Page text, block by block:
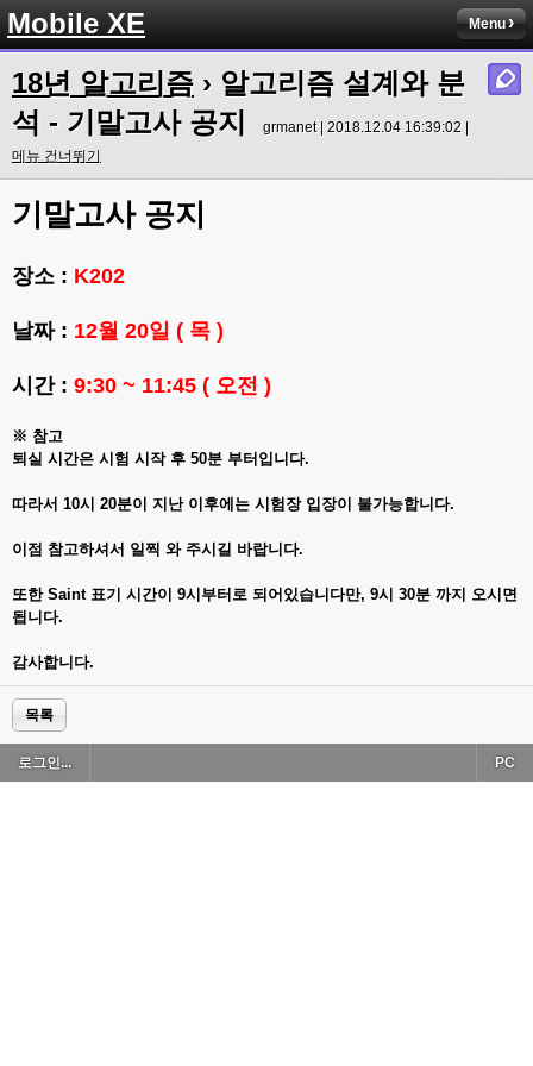
Mobile XE Menu
18년 알고리즘 › 알고리즘 설계와 분
석 - 기말고사 공지
grmanet | 2018.12.04 16:39:02 |
메뉴 건너뛰기
기말고사 공지
장소 : K202
날짜 : 12월 20일 ( 목 )
시간 : 9:30 ~ 11:45 ( 오전 )
※ 참고
퇴실 시간은 시험 시작 후 50분 부터입니다.
따라서 10시 20분이 지난 이후에는 시험장 입장이 불가능합니다.
이점 참고하셔서 일찍 와 주시길 바랍니다.
또한 Saint 표기 시간이 9시부터로 되어있습니다만, 9시 30분 까지 오시면
됩니다.
감사합니다.
목록
로그인... PC